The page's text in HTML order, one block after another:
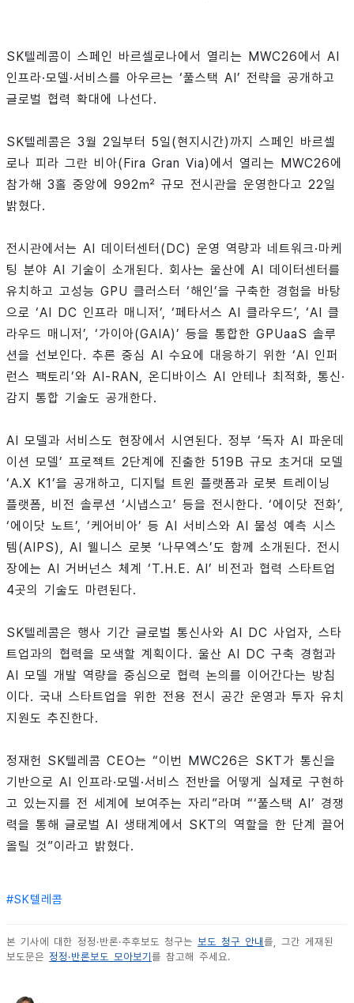
SK텔레콤이 스페인 바르셀로나에서 열리는 MWC26에서 AI
인프라·모델·서비스를 아우르는 ‘풀스택 AI’ 전략을 공개하고
글로벌 협력 확대에 나선다.
SK텔레콤은 3월 2일부터 5일(현지시간)까지 스페인 바르셀
로나 피라 그란 비아(Fira Gran Via)에서 열리는 MWC26에
참가해 3홀 중앙에 992㎡ 규모 전시관을 운영한다고 22일
밝혔다.
전시관에서는 AI 데이터센터(DC) 운영 역량과 네트워크·마케
팅 분야 AI 기술이 소개된다. 회사는 울산에 AI 데이터센터를
유치하고 고성능 GPU 클러스터 ‘해인’을 구축한 경험을 바탕
으로 ‘AI DC 인프라 매니저’, ‘페타서스 AI 클라우드’, ‘AI 클
라우드 매니저’, ‘가이아(GAIA)’ 등을 통합한 GPUaaS 솔루
션을 선보인다. 추론 중심 AI 수요에 대응하기 위한 ‘AI 인퍼
런스 팩토리’와 AI-RAN, 온디바이스 AI 안테나 최적화, 통신·
감지 통합 기술도 공개한다.
AI 모델과 서비스도 현장에서 시연된다. 정부 ‘독자 AI 파운데
이션 모델’ 프로젝트 2단계에 진출한 519B 규모 초거대 모델
‘A.X K1’을 공개하고, 디지털 트윈 플랫폼과 로봇 트레이닝
플랫폼, 비전 솔루션 ‘시냅스고’ 등을 전시한다. ‘에이닷 전화’,
‘에이닷 노트’, ‘케어비아’ 등 AI 서비스와 AI 물성 예측 시스
템(AIPS), AI 웰니스 로봇 ‘나무엑스’도 함께 소개된다. 전시
장에는 AI 거버넌스 체계 ‘T.H.E. AI’ 비전과 협력 스타트업
4곳의 기술도 마련된다.
SK텔레콤은 행사 기간 글로벌 통신사와 AI DC 사업자, 스타
트업과의 협력을 모색할 계획이다. 울산 AI DC 구축 경험과
AI 모델 개발 역량을 중심으로 협력 논의를 이어간다는 방침
이다. 국내 스타트업을 위한 전용 전시 공간 운영과 투자 유치
지원도 추진한다.
정재헌 SK텔레콤 CEO는 “이번 MWC26은 SKT가 통신을
기반으로 AI 인프라·모델·서비스 전반을 어떻게 실제로 구현하
고 있는지를 전 세계에 보여주는 자리”라며 “‘풀스택 AI’ 경쟁
력을 통해 글로벌 AI 생태계에서 SKT의 역할을 한 단계 끌어
올릴 것”이라고 밝혔다.
#SK텔레콤
본 기사에 대한 정정·반론·추후보도 청구는 보도 청구 안내 를, 그간 게재된
보도문은 정정·반론보도 모아보기 를 참고해 주세요.